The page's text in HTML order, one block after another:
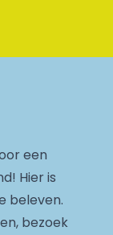
een
Hier is
beleven.
bezoek